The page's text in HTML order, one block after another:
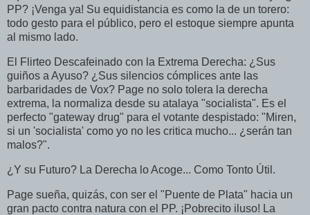
PP? ¡Venga ya! Su equidistancia es como la de un torero:
todo gesto para el público, pero el estoque siempre apunta
al mismo lado.
El Flirteo Descafeinado con la Extrema Derecha: ¿Sus
guiños a Ayuso? ¿Sus silencios cómplices ante las
barbaridades de Vox? Page no solo tolera la derecha
extrema, la normaliza desde su atalaya "socialista". Es el
perfecto "gateway drug" para el votante despistado: "Miren,
si un 'socialista' como yo no les critica mucho... ¿serán tan
malos?".
¿Y su Futuro? La Derecha lo Acoge... Como Tonto Útil.
Page sueña, quizás, con ser el "Puente de Plata" hacia un
gran pacto contra natura con el PP. ¡Pobrecito iluso! La